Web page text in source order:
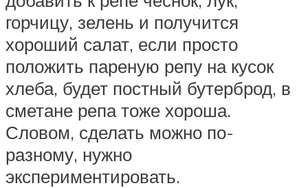
горчицу, зелень и получится
хороший салат, если просто
положить пареную репу на кусок
хлеба, будет постный бутерброд, в
сметане репа тоже хороша.
Словом, сделать можно по-
разному, нужно
экспериментировать.